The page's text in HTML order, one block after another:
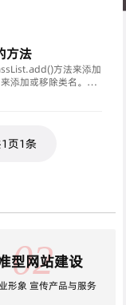
方法
方法来添加
添加或移除类名。以
使用 classList.add()
页1条
02
型网站建设
形象 宣传产品与服务